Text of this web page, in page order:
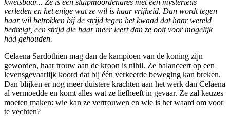
kwetsbaar... Ze is een sluipmoordenares met een mysterieus
verleden en het enige wat ze wil is haar vrijheid. Dan wordt tegen
haar wil betrokken bij de strijd tegen het kwaad dat haar wereld
bedreigt, een strijd die haar meer leert dan ze ooit voor mogelijk
had gehouden.
Celaena Sardothien mag dan de kampioen van de koning zijn
geworden, haar trouw aan de kroon is nihil. Ze balanceert op een
levensgevaarlijk koord dat bij één verkeerde beweging kan breken.
Dan blijken er nog meer duistere krachten aan het werk dan Celaena
al vermoedde en komt alles wat ze liefheeft in gevaar. Ze zal keuzes
moeten maken: wie kan ze vertrouwen en wie is het waard om voor
te vechten?